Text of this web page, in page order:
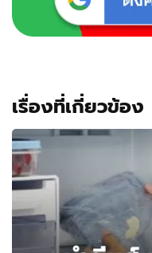
เรื่องที่เกี่ยวข้อง